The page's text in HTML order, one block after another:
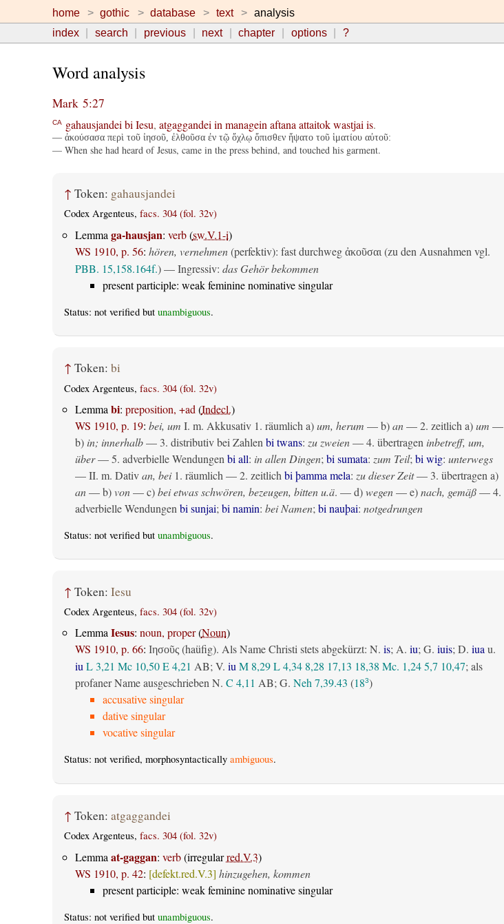
home gothic database text
analysis
index
search previous next chapter options ?
Word analysis
Mark 5:27
CA gahausjandei bi Iesu, atgaggandei in managein aftana attaitok wastjai is.
— ἀκούσασα περὶ τοῦ ἰησοῦ, ἐλθοῦσα ἐν τῷ ὄχλῳ ὄπισθεν ἥψατο τοῦ ἱματίου αὐτοῦ:
— When she had heard of Jesus, came in the press behind, and touched his garment.
↑ Token: gahausjandei
Codex Argenteus, facs. 304 (fol. 32v)
Lemma ga-hausjan: verb(sw.V.1-i)
WS 1910, p. 56: hören, vernehmen (perfektiv): fast durchweg ἀκοῦσαι (zu den Ausnahmen vgl.
PBB. 15,158.164f.) — Ingressiv: das Gehör bekommen
present participle: weak feminine nominative singular
Status: not verified but unambiguous.
↑ Token: bi
Codex Argenteus, facs. 304 (fol. 32v)
Lemma bi: preposition, +ad (Indecl.)
WS 1910, p. 19: bei, um I. m. Akkusativ1. räumlich a)um, herum — b)an— 2. zeitlich a)um —
b) in; innerhalb— 3. distributiv bei Zahlen bi twans: zu zweien— 4. übertragen inbetreff, um,
über— 5. adverbielle Wendungen bi all: in allen Dingen; bi sumata: zum Teil; bi wig: unterwegs
— II. m. Dativ an, bei1. räumlich — 2. zeitlich bi þamma mela: zu dieser Zeit— 3. übertragen a)
an— b)von— c)bei etwas schwören, bezeugen, bitten u.ä. — d)wegen— e)nach, gemäß— 4.
adverbielle Wendungen bi sunjai; bi namin: bei Namen; bi nauþai: notgedrungen
Status: not verified but unambiguous.
↑ Token: Iesu
Codex Argenteus, facs. 304 (fol. 32v)
LemmaIesus: noun, proper(Noun)
WS 1910, p. 66: Ιησοῦς(haüfig). Als Name Christi stets abgekürzt: N. is; A. iu; G. iuis; D. iuau.
iu L 3,21 Mc 10,50 E 4,21 AB; V. iu M 8,29 L 4,34 8,28 17,13 18,38 Mc. 1,24 5,7 10,47; als
profaner Name ausgeschrieben N. C 4,11 AB; G. Neh 7,39.43 (183)
accusative singular
dative singular
vocative singular
Status: not verified, morphosyntactically ambiguous.
↑ Token: atgaggandei
Codex Argenteus, facs. 304 (fol. 32v)
Lemma at-gaggan: verb(irregularred.V.3)
WS 1910, p. 42: [defekt.red.V.3] hinzugehen, kommen
present participle: weak feminine nominative singular
Status: not verified but unambiguous.